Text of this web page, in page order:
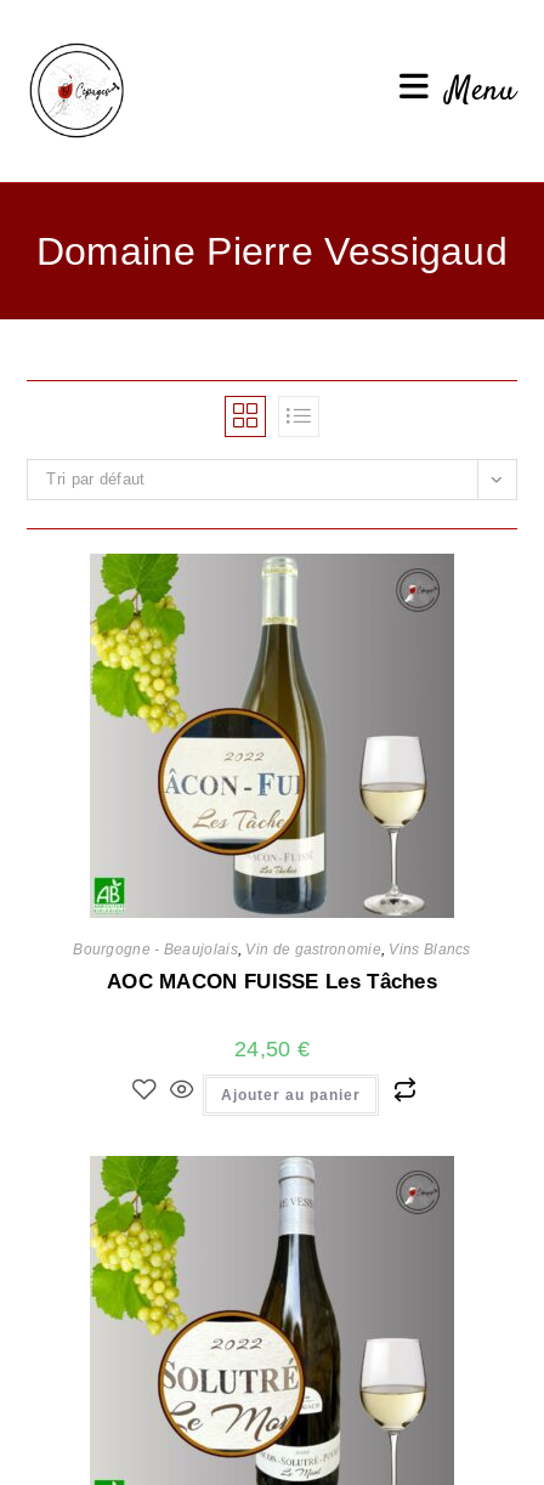
Menu
Domaine Pierre Vessigaud
Tri par défaut
Bourgogne - Beaujolais, Vin de gastronomie, Vins Blancs
AOC MACON FUISSE Les Tâches
24,50 €
Ajouter au panier